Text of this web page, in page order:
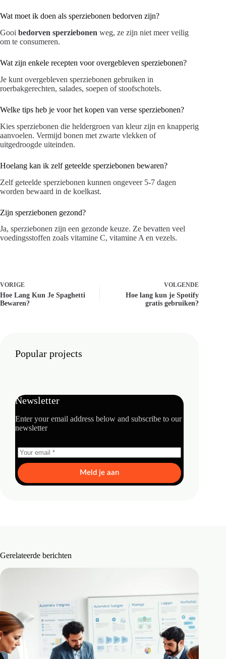
Wat moet ik doen als sperziebonen bedorven zijn?
Gooi bedorven sperziebonen weg, ze zijn niet meer veilig
om te consumeren.
Wat zijn enkele recepten voor overgebleven sperziebonen?
Je kunt overgebleven sperziebonen gebruiken in
roerbakgerechten, salades, soepen of stoofschotels.
Welke tips heb je voor het kopen van verse sperziebonen?
Kies sperziebonen die heldergroen van kleur zijn en knapperig
aanvoelen. Vermijd bonen met zwarte vlekken of
uitgedroogde uiteinden.
Hoelang kan ik zelf geteelde sperziebonen bewaren?
Zelf geteelde sperziebonen kunnen ongeveer 5-7 dagen
worden bewaard in de koelkast.
Zijn sperziebonen gezond?
Ja, sperziebonen zijn een gezonde keuze. Ze bevatten veel
voedingsstoffen zoals vitamine C, vitamine A en vezels.
VORIGE
Hoe Lang Kun Je Spaghetti
Bewaren?
VOLGENDE
Hoe lang kun je Spotify
gratis gebruiken?
Popular projects
Newsletter
Enter your email address below and subscribe to our
newsletter
Meld je aan
Gerelateerde berichten